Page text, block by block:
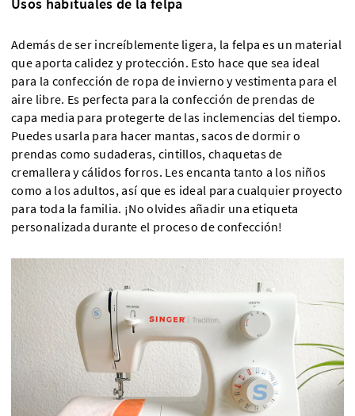
Además de ser increíblemente ligera, la felpa es un material
que aporta calidez y protección. Esto hace que sea ideal
para la confección de ropa de invierno y vestimenta para el
aire libre. Es perfecta para la confección de prendas de
capa media para protegerte de las inclemencias del tiempo.
Puedes usarla para hacer mantas, sacos de dormir o
prendas como sudaderas, cintillos, chaquetas de
cremallera y cálidos forros. Les encanta tanto a los niños
como a los adultos, así que es ideal para cualquier proyecto
para toda la familia. ¡No olvides añadir una etiqueta
personalizada durante el proceso de confección!